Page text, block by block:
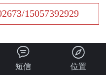
15057392929

短信

位置